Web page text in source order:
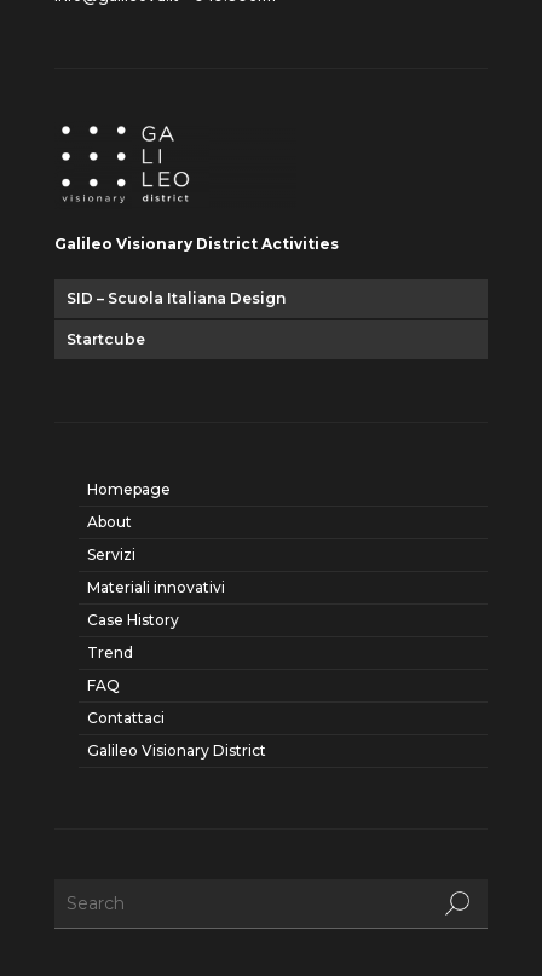
Galileo Visionary District Activities
SID – Scuola Italiana Design
Startcube
Homepage
About
Servizi
Materiali innovativi
Case History
Trend
FAQ
Contattaci
Galileo Visionary District